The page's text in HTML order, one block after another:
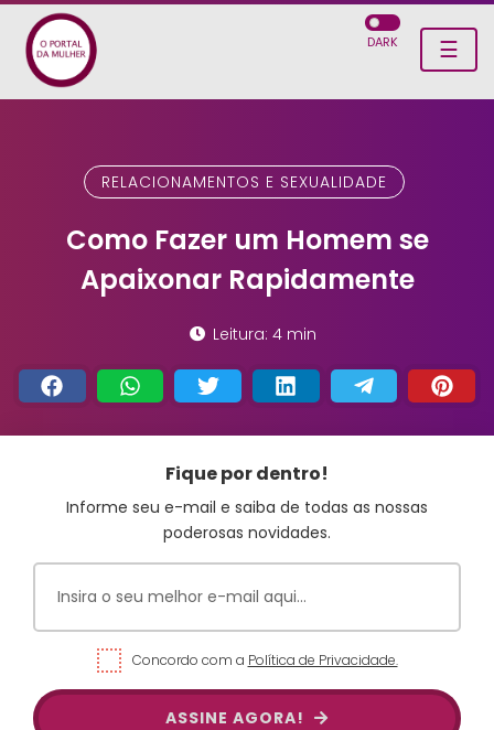
☰
DARK
RELACIONAMENTOS E SEXUALIDADE
Como Fazer um Homem se
Apaixonar Rapidamente
Leitura: 4 min
Fique por dentro!
Informe seu e-mail e saiba de todas as nossas
poderosas novidades.
Concordo com a Política de Privacidade.
ASSINE AGORA!